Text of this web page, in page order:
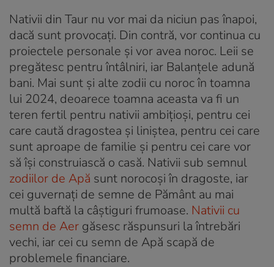
Nativii din Taur nu vor mai da niciun pas înapoi,
dacă sunt provocați. Din contră, vor continua cu
proiectele personale și vor avea noroc. Leii se
pregătesc pentru întâlniri, iar Balanțele adună
bani. Mai sunt și alte zodii cu noroc în toamna
lui 2024, deoarece toamna aceasta va fi un
teren fertil pentru nativii ambițioși, pentru cei
care caută dragostea și liniștea, pentru cei care
sunt aproape de familie și pentru cei care vor
să îşi construiască o casă. Nativii sub semnul
zodiilor de Apă sunt norocoși în dragoste, iar
cei guvernați de semne de Pământ au mai
multă baftă la câştiguri frumoase. Nativii cu
semn de Aer găsesc răspunsuri la întrebări
vechi, iar cei cu semn de Apă scapă de
problemele financiare.